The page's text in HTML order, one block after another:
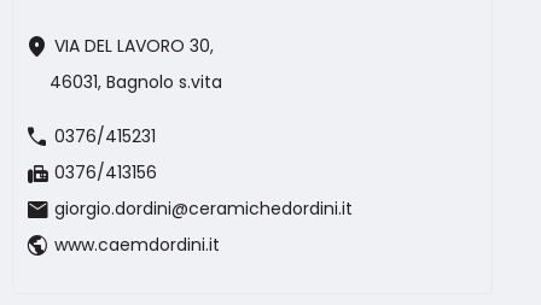
location_on VIA DEL LAVORO 30,
46031, Bagnolo s.vita
call 0376/415231
fax 0376/413156
mail giorgio.dordini@ceramichedordini.it
public www.caemdordini.it